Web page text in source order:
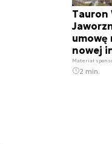
Tauron
umowę
nowej
Materiał
2 min.